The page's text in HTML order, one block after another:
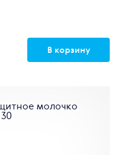
В корзину